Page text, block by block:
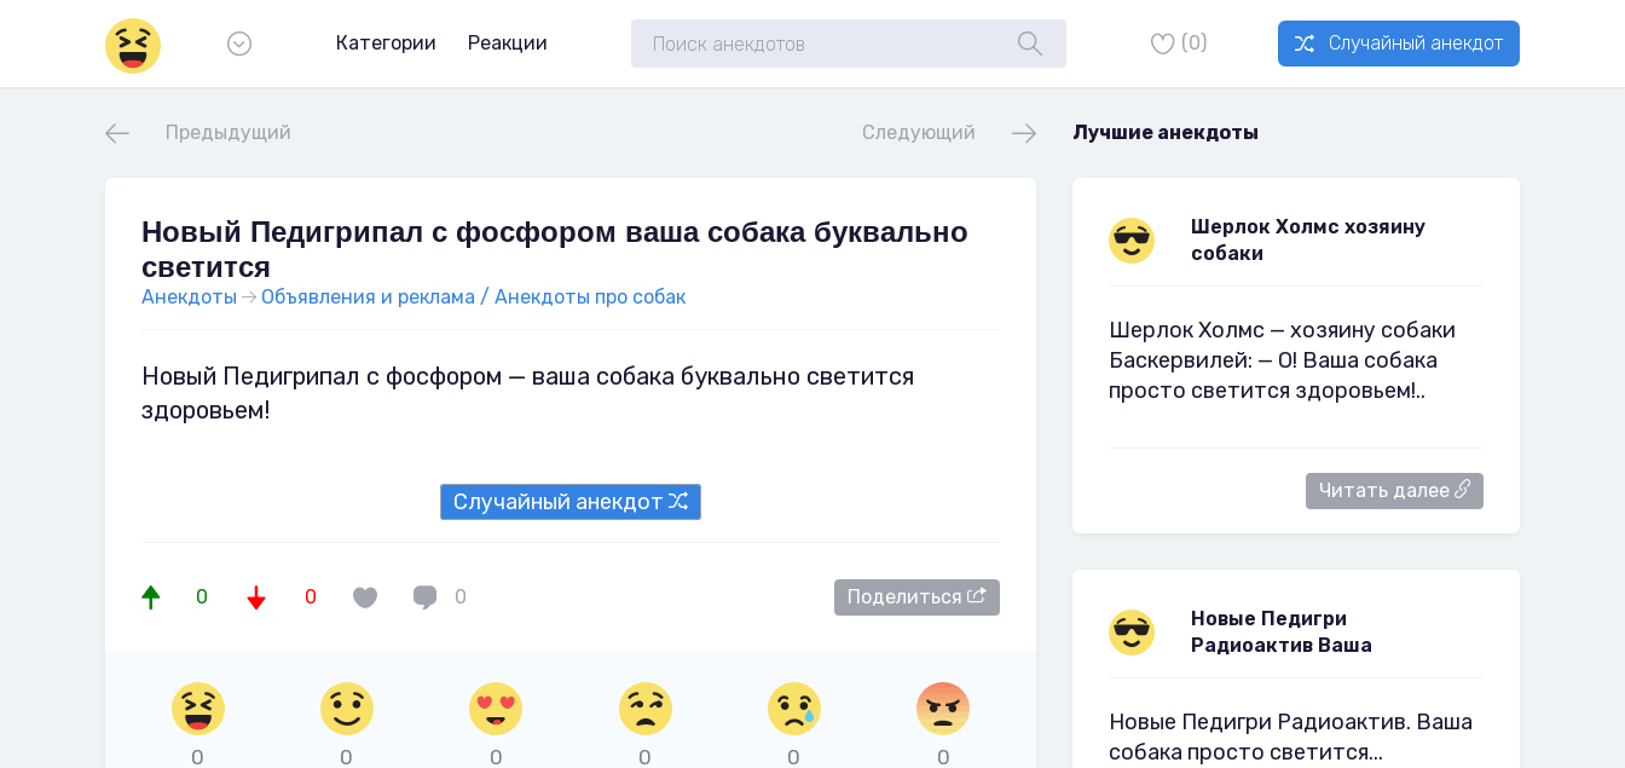
Категории Реакции (0) Случайный анекдот
Предыдущий Следующий Лучшие анекдоты
Новый Педигрипал с фосфором ваша собака буквально
светится
Анекдоты Объявления и реклама / Анекдоты про собак
Новый Педигрипал с фосфором — ваша собака буквально светится
здоровьем!
Случайный анекдот
0 0 0 Поделиться
0 0 0 0 0 0
Шерлок Холмс хозяину
собаки
Шерлок Холмс — хозяину собаки
Баскервилей: — О! Ваша собака
просто светится здоровьем!..
Читать далее
Новые Педигри
Радиоактив Ваша
Новые Педигри Радиоактив. Ваша
собака просто светится...